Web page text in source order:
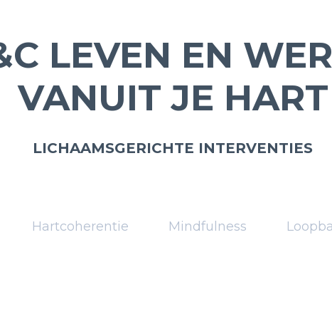
LEVEN EN
VANUIT JE HART
LICHAAMSGERICHTE INTERVENTIES
Hartcoherentie Mindfulness